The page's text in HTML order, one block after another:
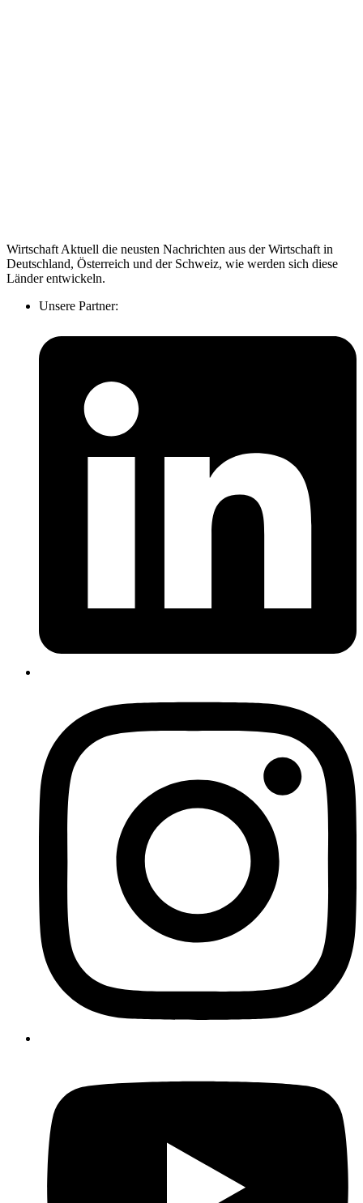
Wirtschaft Aktuell die neusten Nachrichten aus der Wirtschaft in
Deutschland, Österreich und der Schweiz, wie werden sich diese
Länder entwickeln.
Unsere Partner: